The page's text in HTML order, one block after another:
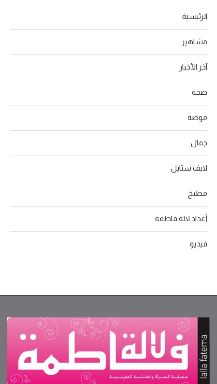
الرئيسية
مشاهير
آخر الأخبار
صحة
موضة
جمال
لايف ستايل
مطبخ
أعداد لالة فاطمة
فيديو